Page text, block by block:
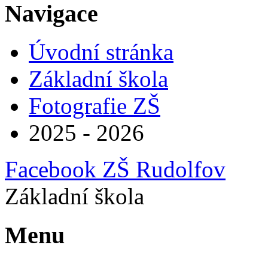
Navigace
Úvodní stránka
Základní škola
Fotografie ZŠ
2025 - 2026
Facebook ZŠ Rudolfov
Základní škola
Menu